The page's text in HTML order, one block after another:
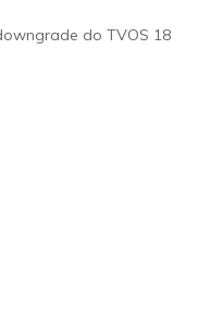
do TVOS 18